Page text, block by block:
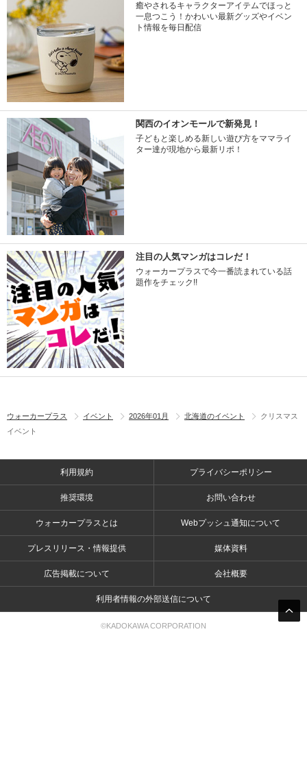
癒やされるキャラクターアイテムでほっと
一息つこう！かわいい最新グッズやイベン
ト情報を毎日配信
関西のイオンモールで新発見！
子どもと楽しめる新しい遊び方をママライ
ター達が現地から最新リポ！
注目の人気マンガはコレだ！
ウォーカープラスで今一番読まれている話
題作をチェック!!
ウォーカープラス イベント 2026年01月 北海道のイベント
クリスマス
イベント
利用規約 プライバシーポリシー
推奨環境 お問い合わせ
ウォーカープラスとは Webプッシュ通知について
プレスリリース・情報提供 媒体資料
広告掲載について 会社概要
利用者情報の外部送信について
©KADOKAWA CORPORATION